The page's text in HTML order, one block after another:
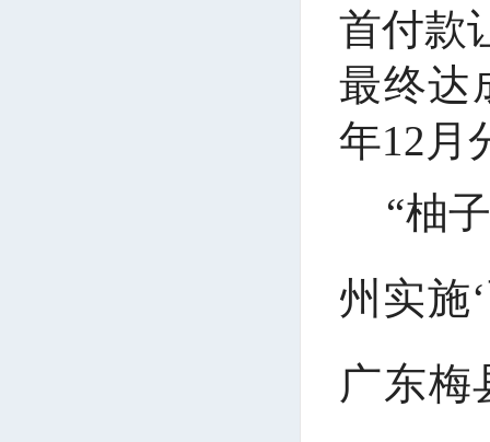
首付款
最终达
年12月
“柚
州实施
广东梅